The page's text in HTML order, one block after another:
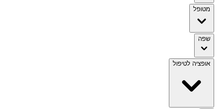
מטופל
שפה
אופציה לטיפול